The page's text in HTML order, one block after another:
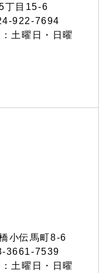
丁目15-6
922-7694
土曜日・日曜
小伝馬町8-6
3661-7539
土曜日・日曜